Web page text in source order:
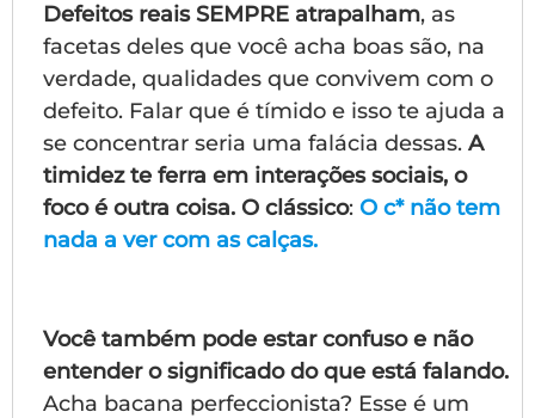
Defeitos reais SEMPRE atrapalham, as
facetas deles que você acha boas são, na
verdade, qualidades que convivem com o
defeito. Falar que é tímido e isso te ajuda a
se concentrar seria uma falácia dessas. A
timidez te ferra em interações sociais, o
foco é outra coisa. O clássico: O c* não tem
nada a ver com as calças.
Você também pode estar confuso e não
entender o significado do que está falando.
Acha bacana perfeccionista? Esse é um